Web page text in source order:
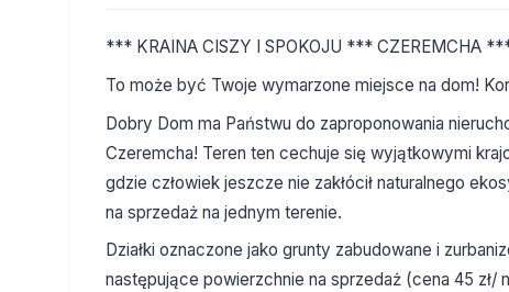
*** KRAINA CISZY I SPOKOJU *** CZEREMCHA
To może być Twoje wymarzone miejsce na dom!
Dobry Dom ma Państwu do zaproponowania
Czeremcha! Teren ten cechuje się wyjątkowymi
gdzie człowiek jeszcze nie zakłócił naturalnego
na sprzedaż na jednym terenie.
Działki oznaczone jako grunty zabudowane i
następujące powierzchnie na sprzedaż (cena 45 zł/